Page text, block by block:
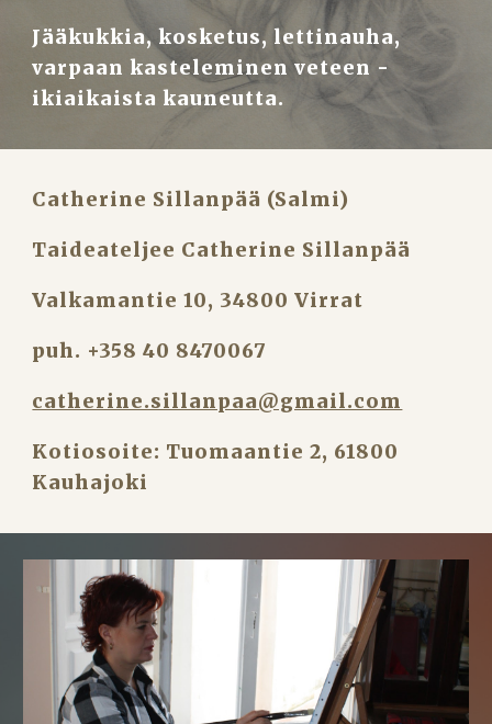
Jääkukkia, kosketus, lettinauha,
varpaan kasteleminen veteen -
ikiaikaista kauneutta.
Catherine Sillanpää (Salmi)
Taideateljee Catherine Sillanpää
Valkamantie 10, 34800 Virrat
puh. +358 40 8470067
catherine.sillanpaa@gmail.com
Kotiosoite: Tuomaantie 2, 61800
Kauhajoki